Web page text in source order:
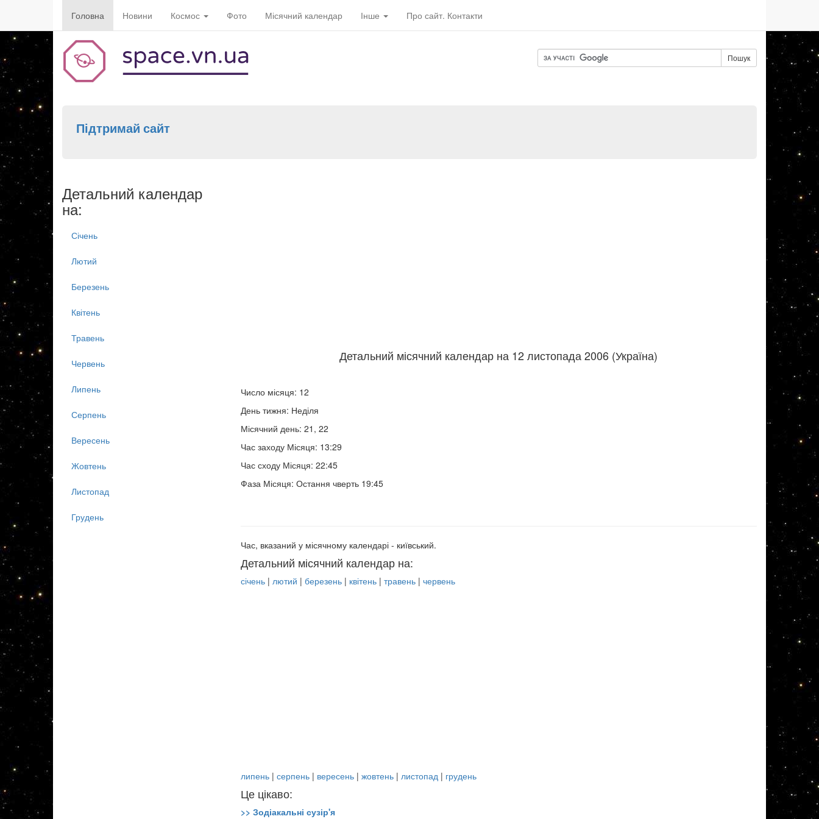
Головна Новини Космос Фото Місячний календар Інше Про сайт. Контакти
Пошук
Підтримай сайт
Детальний місячний календар на 12 листопада 2006 (Україна)
Число місяця: 12
День тижня: Неділя
Місячний день: 21, 22
Час заходу Місяця: 13:29
Час сходу Місяця: 22:45
Фаза Місяця: Остання чверть 19:45
Час, вказаний у місячному календарі - київський.
Детальний місячний календар на:
січень| лютий | березень| квітень| травень| червень
липень| серпень| вересень| жовтень| листопад| грудень
Це цікаво:
>> Зодіакальні сузір'я
Детальний календар
на:
Січень
Лютий
Березень
Квітень
Травень
Червень
Липень
Серпень
Вересень
Жовтень
Листопад
Грудень